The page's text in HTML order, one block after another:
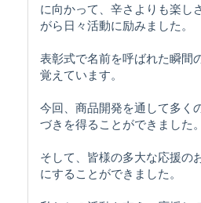
に向かって、辛さよりも楽し
がら日々活動に励みました。
表彰式で名前を呼ばれた瞬間
覚えています。
今回、商品開発を通して多く
づきを得ることができました。
そして、皆様の多大な応援の
にすることができました。